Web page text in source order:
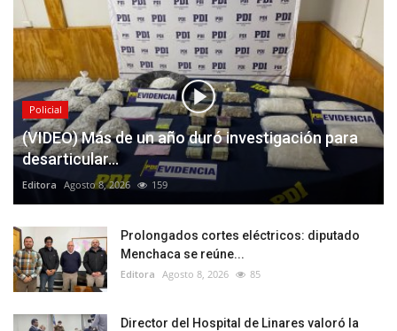
Policial
(VIDEO) Más de un año duró investigación para
desarticular...
Editora Agosto 8, 2026 159
Prolongados cortes eléctricos: diputado
Menchaca se reúne...
Editora Agosto 8, 2026 85
Director del Hospital de Linares valoró la